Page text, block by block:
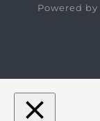
Powered by